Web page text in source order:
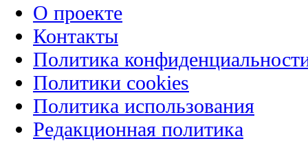
О проекте
Контакты
Политика
Политики cookies
Политика использования
Редакционная политика